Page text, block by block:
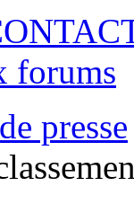
forums
presse